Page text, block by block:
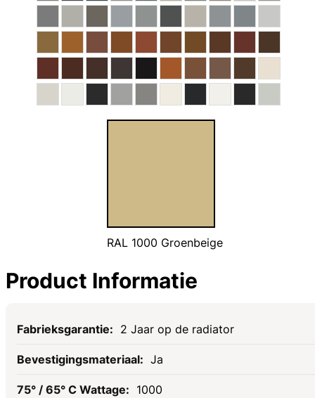
RAL 1000 Groenbeige
Product Informatie
Specificaties
2 Jaar op de radiator
Ja
1000